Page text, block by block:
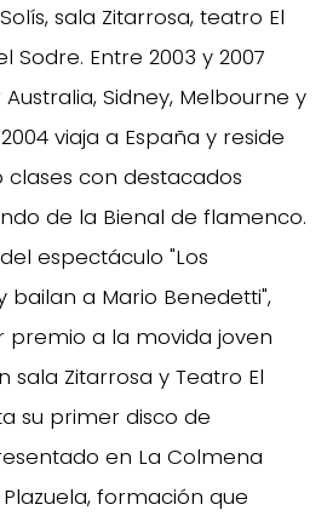
sala Zitarrosa, teatro El
Sodre. Entre 2003 y 2007
Sidney, Melbourne y
viaja a España y reside
con destacados
de la Bienal de flamenco.
espectáculo "Los
a Mario Benedetti",
a la movida joven
sala Zitarrosa y Teatro El
su primer disco de
en La Colmena
formación que